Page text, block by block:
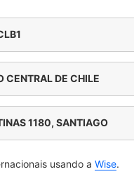
CENTRAL DE CHILE
1180, SANTIAGO
usando a Wise.